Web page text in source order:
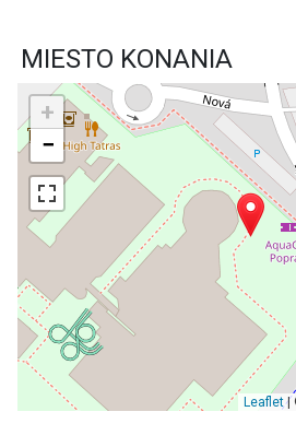
MIESTO KONANIA
+
−
Leaflet|